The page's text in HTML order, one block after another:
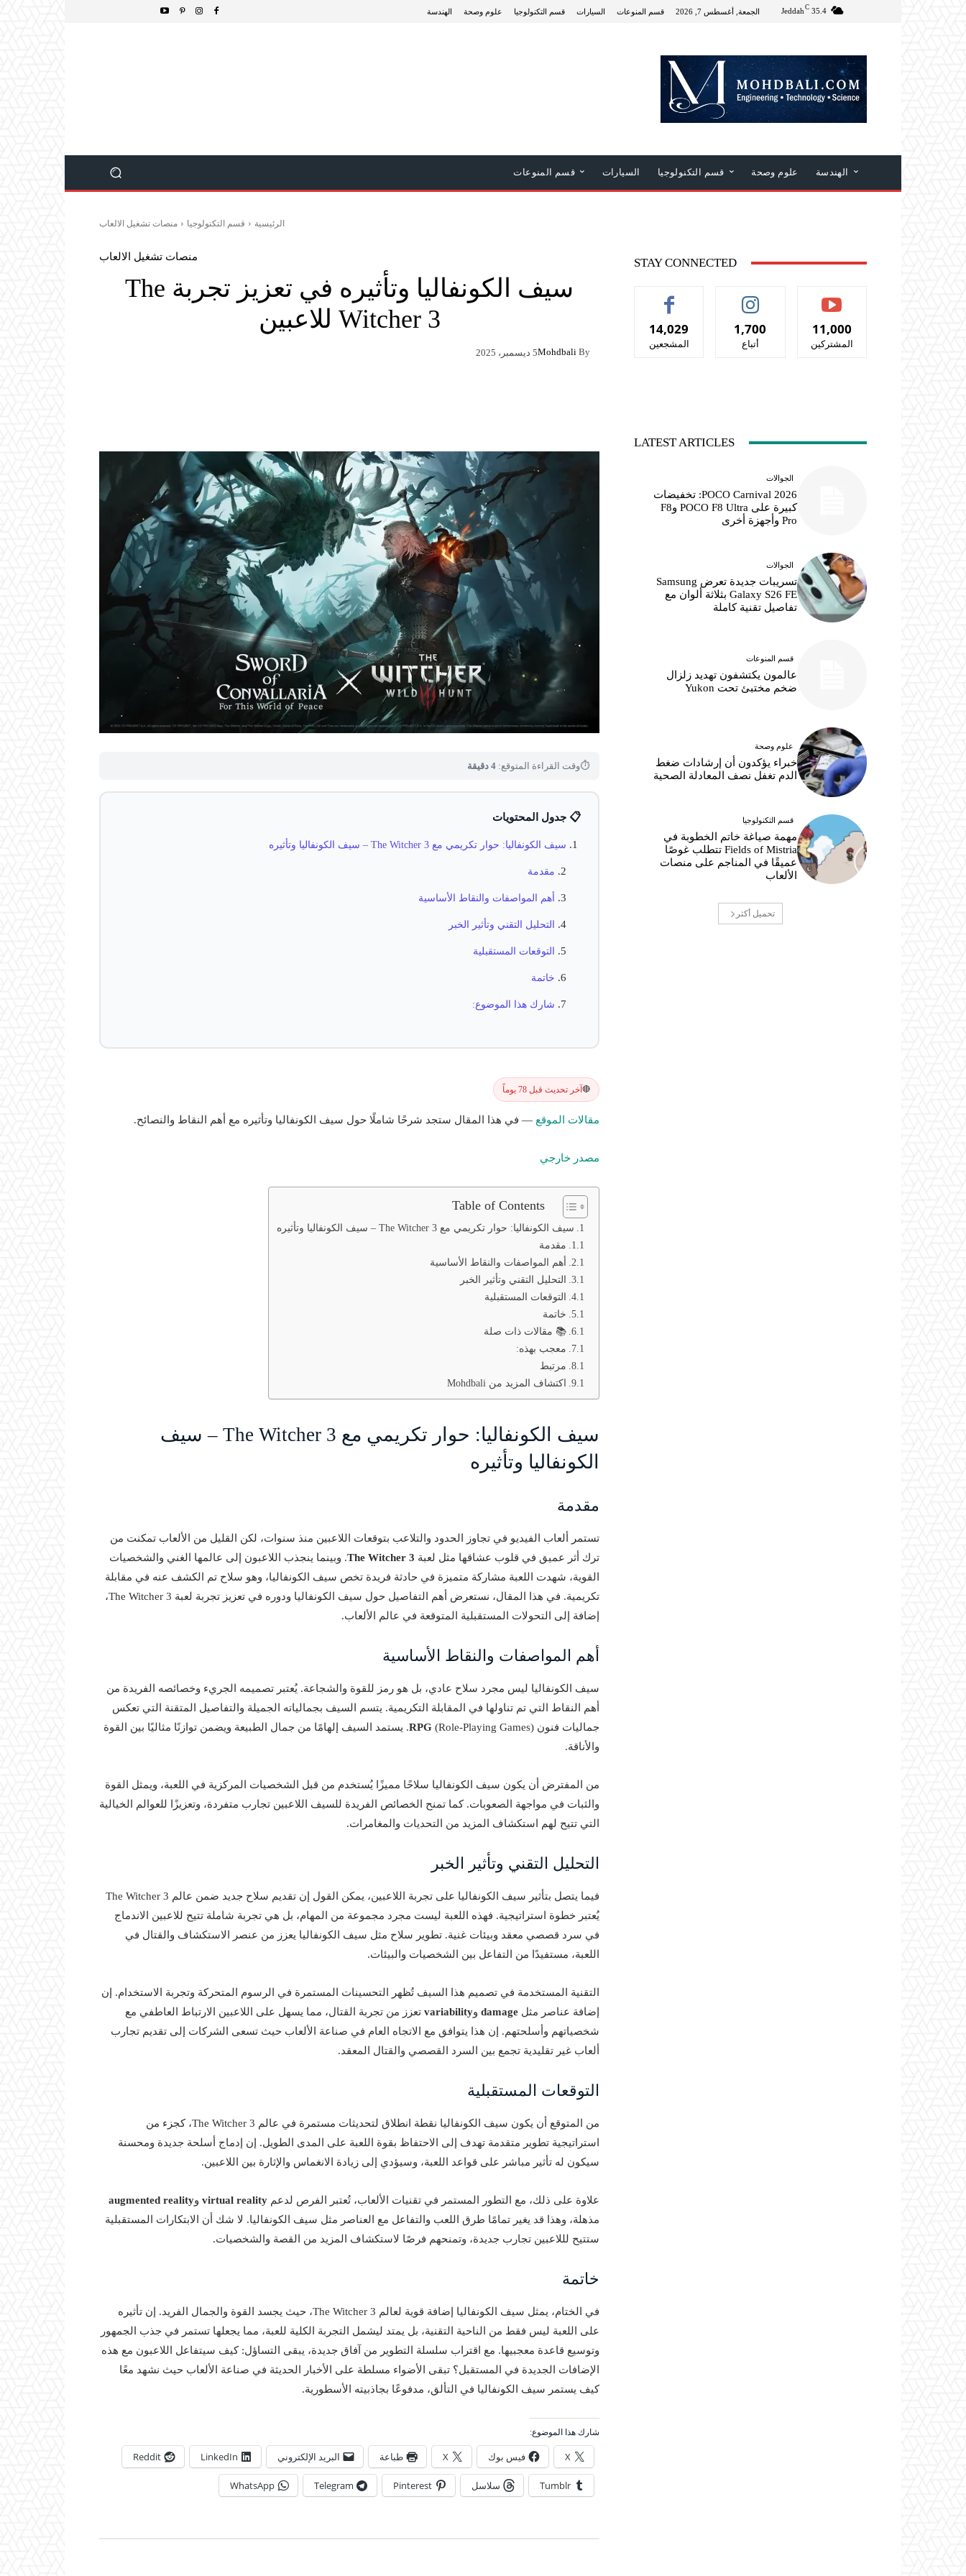
35.4
C
Jeddah الجمعة, أغسطس 7, 2026 الهندسة علوم وصحة قسم التكنولوجيا السيارات قسم المنوعات
الهندسة علوم وصحة قسم التكنولوجيا السيارات قسم المنوعات
الرئيسية قسم التكنولوجيا منصات تشغيل الالعاب
منصات تشغيل الالعاب
سيف الكونفاليا وتأثيره في تعزيز تجربة The
Witcher 3 للاعبين
By
Mohdbali5 ديسمبر، 2025
⏱وقت القراءة المتوقع: 4 دقيقة
📋 جدول المحتويات
سيف الكونفاليا: حوار تكريمي مع The Witcher 3 – سيف الكونفاليا وتأثيره
مقدمة
أهم المواصفات والنقاط الأساسية
التحليل التقني وتأثير الخبر
التوقعات المستقبلية
خاتمة
شارك هذا الموضوع:
🔴آخر تحديث قبل 78 يوماً
مقالات الموقع — في هذا المقال ستجد شرحًا شاملًا حول سيف الكونفاليا وتأثيره مع أهم النقاط والنصائح.
مصدر خارجي
Table of Contents
سيف الكونفاليا: حوار تكريمي مع The Witcher 3 – سيف الكونفاليا وتأثيره
مقدمة
أهم المواصفات والنقاط الأساسية
التحليل التقني وتأثير الخبر
التوقعات المستقبلية
خاتمة
📚 مقالات ذات صلة
معجب بهذه:
مرتبط
اكتشاف المزيد من Mohdbali
سيف الكونفاليا: حوار تكريمي مع The Witcher 3 – سيف
الكونفاليا وتأثيره
مقدمة
تستمر ألعاب الفيديو في تجاوز الحدود والتلاعب بتوقعات اللاعبين منذ سنوات، لكن القليل من الألعاب تمكنت من
ترك أثر عميق في قلوب عشاقها مثل لعبة The Witcher 3. وبينما ينجذب اللاعبون إلى عالمها الغني والشخصيات
القوية، شهدت اللعبة مشاركة متميزة في حادثة فريدة تخص سيف الكونفاليا، وهو سلاح تم الكشف عنه في مقابلة
تكريمية. في هذا المقال، نستعرض أهم التفاصيل حول سيف الكونفاليا ودوره في تعزيز تجربة لعبة The Witcher 3،
إضافة إلى التحولات المستقبلية المتوقعة في عالم الألعاب.
أهم المواصفات والنقاط الأساسية
سيف الكونفاليا ليس مجرد سلاح عادي، بل هو رمز للقوة والشجاعة. يُعتبر تصميمه الجريء وخصائصه الفريدة من
أهم النقاط التي تم تناولها في المقابلة التكريمية. يتسم السيف بجمالياته الجميلة والتفاصيل المتقنة التي تعكس
جماليات فنون
RPG(Role-Playing Games). يستمد السيف إلهامًا من جمال الطبيعة ويضمن توازنًا مثاليًا بين القوة
والأناقة.
من المفترض أن يكون سيف الكونفاليا سلاحًا مميزًا يُستخدم من قبل الشخصيات المركزية في اللعبة، ويمثل القوة
والثبات في مواجهة الصعوبات. كما تمنح الخصائص الفريدة للسيف اللاعبين تجارب متفردة، وتعزيزًا للعوالم الخيالية
التي تتيح لهم استكشاف المزيد من التحديات والمغامرات.
التحليل التقني وتأثير الخبر
فيما يتصل بتأثير سيف الكونفاليا على تجربة اللاعبين، يمكن القول إن تقديم سلاح جديد ضمن عالم The Witcher 3
يُعتبر خطوة استراتيجية. فهذه اللعبة ليست مجرد مجموعة من المهام، بل هي تجربة شاملة تتيح للاعبين الاندماج
في سرد قصصي معقد وبيئات غنية. تطوير سلاح مثل سيف الكونفاليا يعزز من عنصر الاستكشاف والقتال في
اللعبة، مستفيدًا من التفاعل بين الشخصيات والبيئات.
التقنية المستخدمة في تصميم هذا السيف تُظهر التحسينات المستمرة في الرسوم المتحركة وتجربة الاستخدام. إن
إضافة عناصر مثل damage وvariability تعزز من تجربة القتال، مما يسهل على اللاعبين الارتباط العاطفي مع
شخصياتهم وأسلحتهم. إن هذا يتوافق مع الاتجاه العام في صناعة الألعاب حيث تسعى الشركات إلى تقديم تجارب
ألعاب غير تقليدية تجمع بين السرد القصصي والقتال المعقد.
التوقعات المستقبلية
من المتوقع أن يكون سيف الكونفاليا نقطة انطلاق لتحديثات مستمرة في عالم The Witcher 3، كجزء من
استراتيجية تطوير متقدمة تهدف إلى الاحتفاظ بقوة اللعبة على المدى الطويل. إن إدماج أسلحة جديدة ومحسنة
سيكون له تأثير مباشر على قواعد اللعبة، وسيؤدي إلى زيادة الانغماس والإثارة بين اللاعبين.
علاوة على ذلك، مع التطور المستمر في تقنيات الألعاب، تُعتبر الفرص لدعم virtual reality وaugmented reality
مذهلة، وهذا قد يغير تمامًا طرق اللعب والتفاعل مع العناصر مثل سيف الكونفاليا. لا شك أن الابتكارات المستقبلية
ستتيح لللاعبين تجارب جديدة، وتمنحهم فرصًا لاستكشاف المزيد من القصة والشخصيات.
خاتمة
في الختام، يمثل سيف الكونفاليا إضافة قوية لعالم The Witcher 3، حيث يجسد القوة والجمال الفريد. إن تأثيره
على اللعبة ليس فقط من الناحية التقنية، بل يمتد ليشمل التجربة الكلية للعبة، مما يجعلها تستمر في جذب الجمهور
وتوسيع قاعدة معجبيها. مع اقتراب سلسلة التطوير من آفاق جديدة، يبقى التساؤل: كيف سيتفاعل اللاعبون مع هذه
الإضافات الجديدة في المستقبل؟ تبقى الأضواء مسلطة على الأخبار الحديثة في صناعة الألعاب حيث نشهد معًا
كيف يستمر سيف الكونفاليا في التألق، مدفوعًا بجاذبيته الأسطورية.
شارك هذا الموضوع:
X فيس بوك X طباعة البريد الإلكتروني LinkedIn
Reddit
Tumblr سلاسل Pinterest
Telegram
WhatsApp
STAY CONNECTED
14,029
المشجعين
1,700
أتباع
11,000
المشتركين
LATEST ARTICLES
الجوالات
POCO Carnival 2026: تخفيضات
كبيرة على POCO F8 Ultra وF8
Pro وأجهزة أخرى
الجوالات
تسريبات جديدة تعرض Samsung
Galaxy S26 FE بثلاثة ألوان مع
تفاصيل تقنية كاملة
قسم المنوعات
عالمون يكتشفون تهديد زلزال
ضخم مختبئ تحت Yukon
علوم وصحة
خبراء يؤكدون أن إرشادات ضغط
الدم تغفل نصف المعادلة الصحية
قسم التكنولوجيا
مهمة صياغة خاتم الخطوبة في
Fields of Mistria تتطلب غوصًا
عميقًا في المناجم على منصات
الألعاب
تحميل أكثر